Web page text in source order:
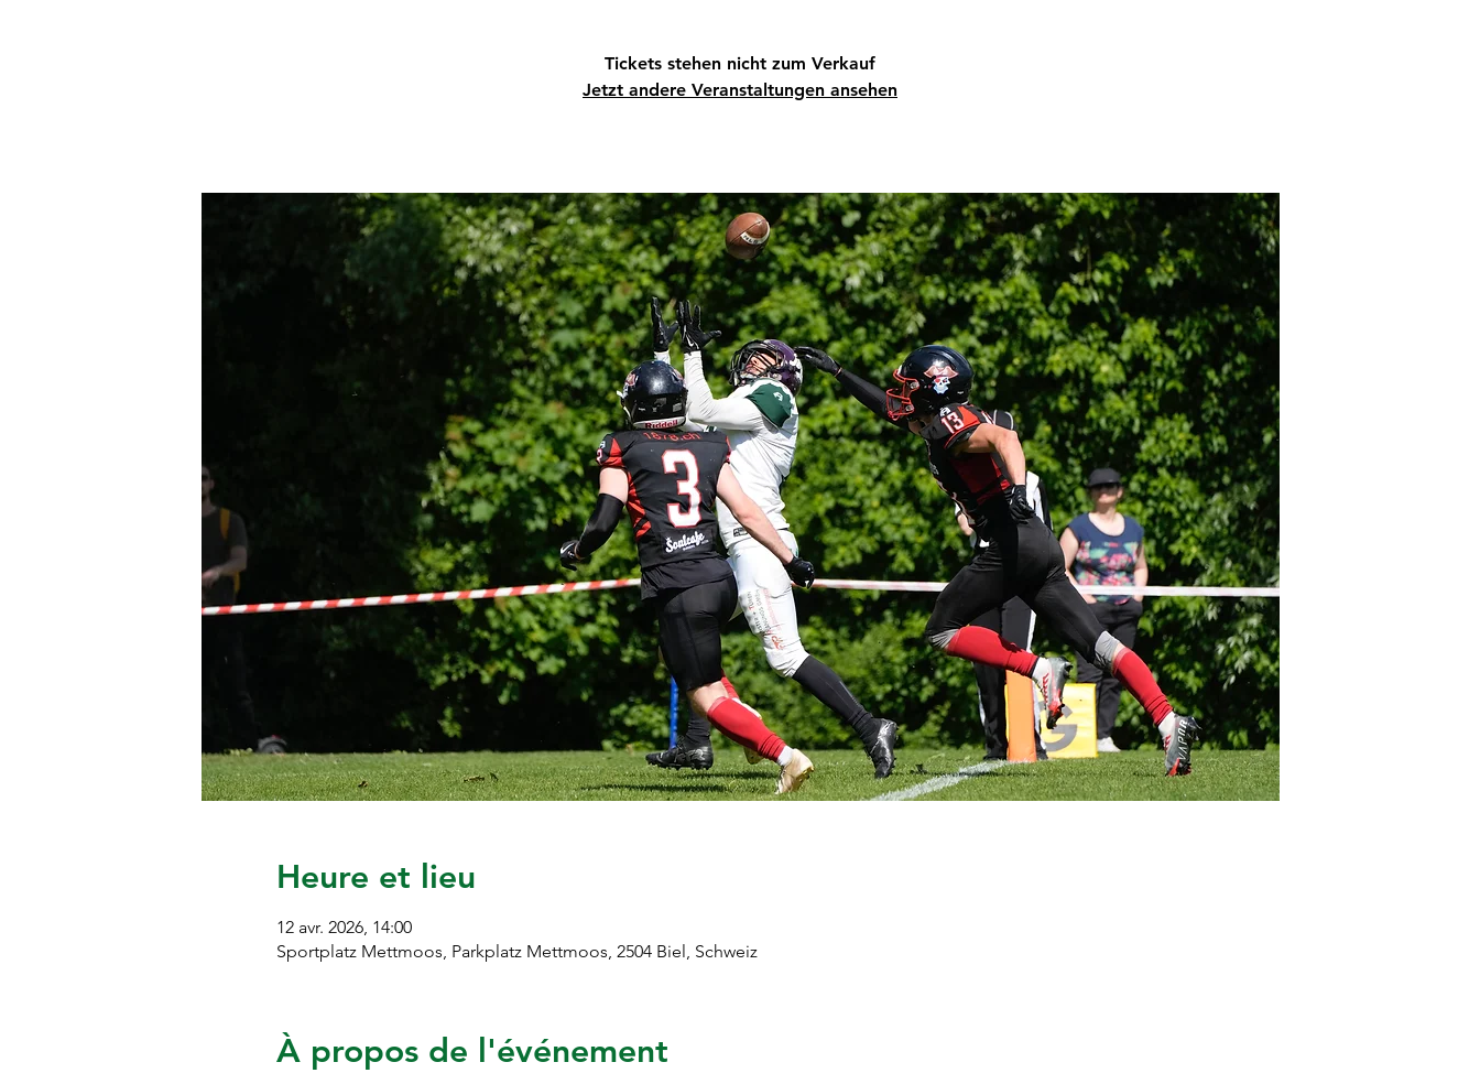
Tickets stehen nicht zum Verkauf
Jetzt andere Veranstaltungen ansehen
Heure et lieu
12 avr. 2026, 14:00
Sportplatz Mettmoos, Parkplatz Mettmoos, 2504 Biel, Schweiz
À propos de l'événement